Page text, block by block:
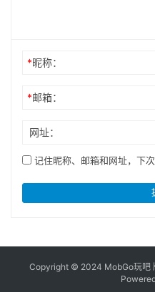
*昵称：
*邮箱：
网址：
记住昵称、邮箱和网址，下
Copyright © 2024 MobGo玩吧